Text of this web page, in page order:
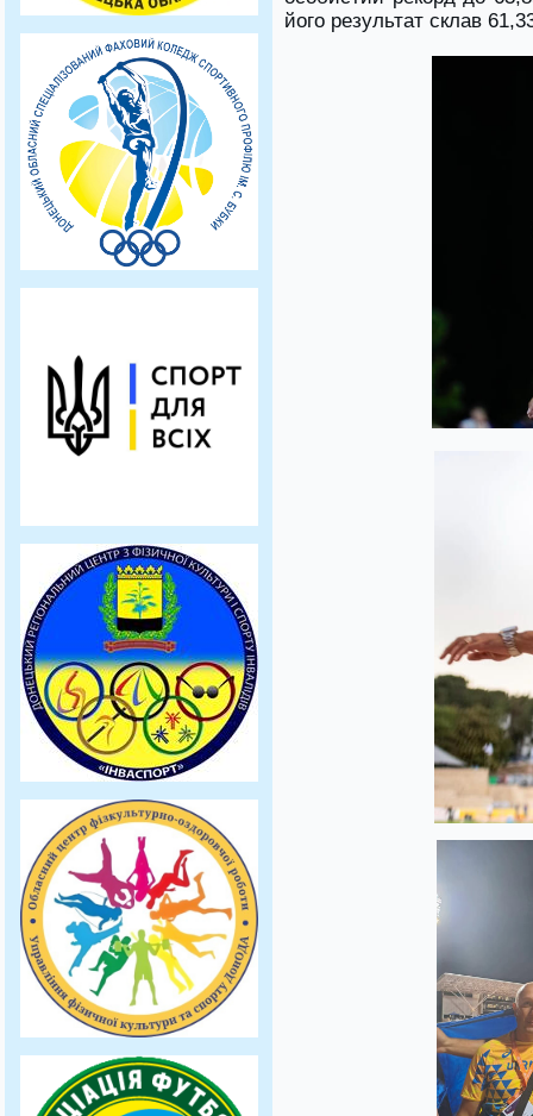
його результат склав